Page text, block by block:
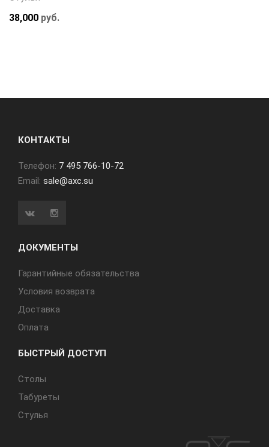
38,000 руб.
КОНТАКТЫ
Телефон: 7 495 766-10-72
Email: sale@axc.su
ДОКУМЕНТЫ
Гарантийные обязательства
Условия возврата
Доставка
Оплата
БЫСТРЫЙ ДОСТУП
Cтолы
Табуреты
Стулья